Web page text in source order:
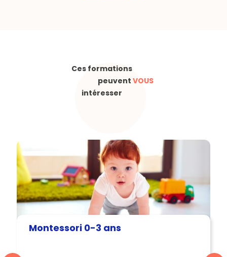
Ces formations
peuvent VOUS
intéresser
Montessori 0-3 ans